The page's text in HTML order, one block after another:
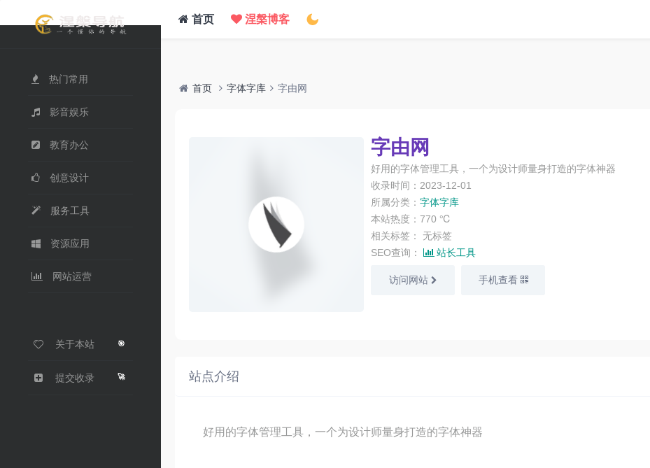
热门常用
影音娱乐
教育办公
创意设计
服务工具
资源应用
网站运营
关于本站 🎯
提交收录 🚀
首页 涅槃博客
首页 字体字库 字由网
字由网
好用的字体管理工具，一个为设计师量身打造的字体神器
收录时间：2023-12-01
所属分类： 字体字库
本站热度：770 ℃
相关标签： 无标签
SEO查询：
站长工具
访问网站 手机查看
站点介绍
好用的字体管理工具，一个为设计师量身打造的字体神器